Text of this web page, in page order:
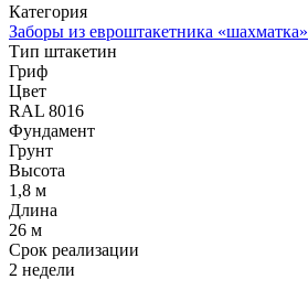
Категория
Заборы из евроштакетника «шахматка»
Тип штакетин
Гриф
Цвет
RAL 8016
Фундамент
Грунт
Высота
1,8 м
Длина
26 м
Срок реализации
2 недели